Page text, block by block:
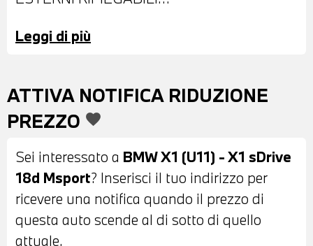
PARCHEGGIO ANTERIORI E POSTERIORI
AUTOMATICO - BARRE PORTATUTTO
SUL TETTO - INTERNI IN ALCANTARA
SPORTIVO M IN PELLE A TRE RAZZE CON
COMANDI MULTIFUNZIONE - CRUISE
CONTROL - CAMBIO AUTOMATICO -
CLIMATIZZATORE AUTOMATICO BIZONA -
Leggi di più
ATTIVA NOTIFICA RIDUZIONE
PREZZO favorite
Sei interessato a BMW X1 (U11) - X1 sDrive
18d Msport? Inserisci il tuo indirizzo per
ricevere una notifica quando il prezzo di
questa auto scende al di sotto di quello
attuale.